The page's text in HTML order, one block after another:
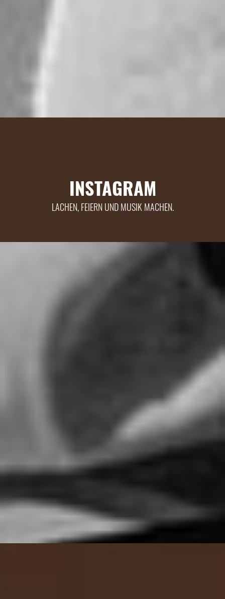
INSTAGRAM
LACHEN, FEIERN UND MUSIK MACHEN.